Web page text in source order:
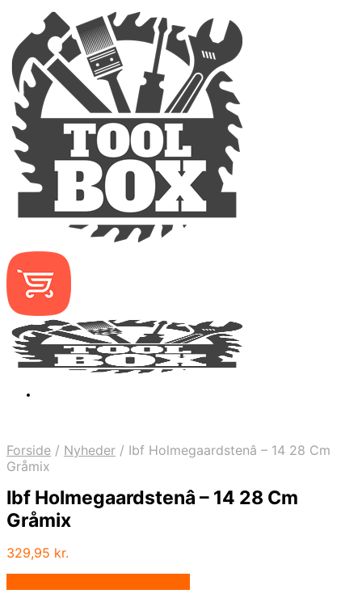
Forside / Nyheder / Ibf Holmegaardstenâ – 14 28 Cm
Gråmix
Ibf Holmegaardstenâ – 14 28 Cm
Gråmix
329,95 kr.